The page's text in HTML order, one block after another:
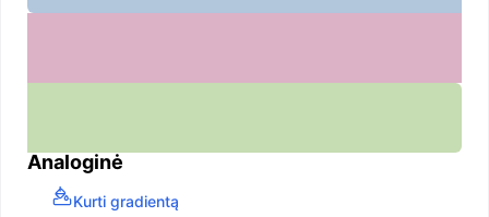
Analoginė
Kurti gradientą